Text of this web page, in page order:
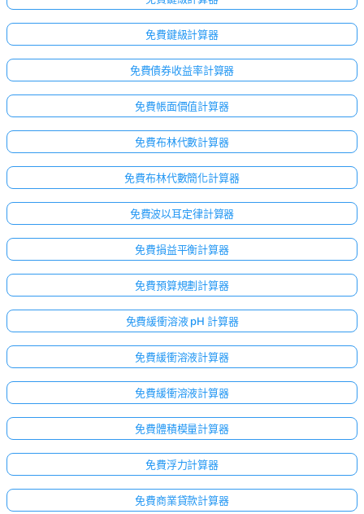
問
題
免費鍵級計算器
免費債券收益率計算器
免費帳面價值計算器
免費布林代數計算器
免費布林代數簡化計算器
免費波以耳定律計算器
免費損益平衡計算器
免費預算規劃計算器
免費緩衝溶液 pH 計算器
免費緩衝溶液計算器
免費緩衝溶液計算器
免費體積模量計算器
免費浮力計算器
免費商業貸款計算器